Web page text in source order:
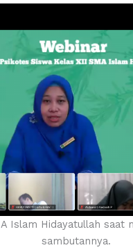
Islam Hidayatullah saat
sambutannya.